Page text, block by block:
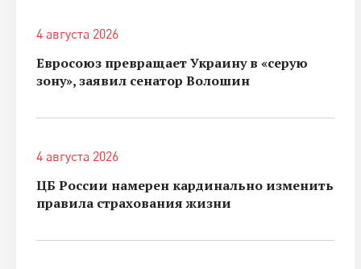
4 августа 2026
Евросоюз превращает Украину в «серую
зону», заявил сенатор Волошин
4 августа 2026
ЦБ России намерен кардинально изменить
правила страхования жизни